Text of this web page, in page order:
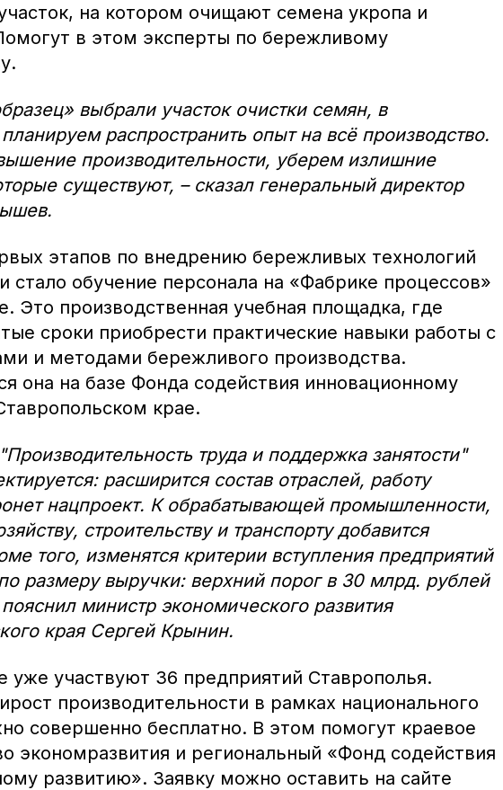
на котором очищают семена укропа и
в этом эксперты по бережливому
выбрали участок очистки семян, в
распространить опыт на всё производство.
производительности, уберем излишние
существуют, – сказал генеральный директор
этапов по внедрению бережливых технологий
стало обучение персонала на «Фабрике процессов»
Это производственная учебная площадка, где
сроки приобрести практические навыки работы с
и методами бережливого производства.
она на базе Фонда содействия инновационному
крае.
труда и поддержка занятости"
расширится состав отраслей, работу
нацпроект. К обрабатывающей промышленности,
строительству и транспорту добавится
того, изменятся критерии вступления предприятий
размеру выручки: верхний порог в 30 млрд. рублей
министр экономического развития
края Сергей Крынин.
уже участвуют 36 предприятий Ставрополья.
производительности в рамках национального
совершенно бесплатно. В этом помогут краевое
экономразвития и региональный «Фонд содействия
развитию». Заявку можно оставить на сайте